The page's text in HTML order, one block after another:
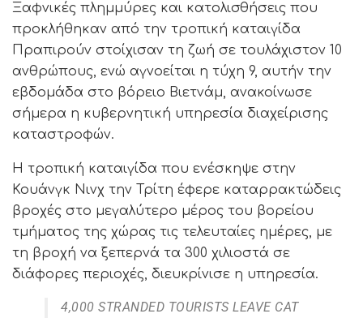
Ξαφνικές πλημμύρες και κατολισθήσεις που
προκλήθηκαν από την τροπική καταιγίδα
Πραπιρούν στοίχισαν τη ζωή σε τουλάχιστον 10
ανθρώπους, ενώ αγνοείται η τύχη 9, αυτήν την
εβδομάδα στο βόρειο Βιετνάμ, ανακοίνωσε
σήμερα η κυβερνητική υπηρεσία διαχείρισης
καταστροφών.
Η τροπική καταιγίδα που ενέσκηψε στην
Κουάνγκ Νινχ την Τρίτη έφερε καταρρακτώδεις
βροχές στο μεγαλύτερο μέρος του βορείου
τμήματος της χώρας τις τελευταίες ημέρες, με
τη βροχή να ξεπερνά τα 300 χιλιοστά σε
διάφορες περιοχές, διευκρίνισε η υπηρεσία.
4,000 STRANDED TOURISTS LEAVE CAT